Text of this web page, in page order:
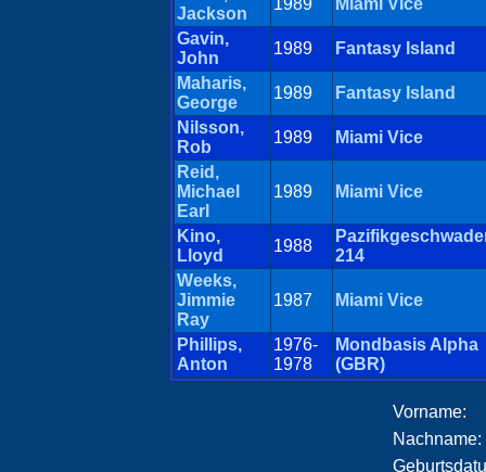
Jackson
1989
Miami Vice
Gavin,
John
1989
Fantasy Island
Maharis,
George
1989
Fantasy Island
Nilsson,
Rob
1989
Miami Vice
Reid,
Michael
Earl
1989 Miami Vice
Kino,
Lloyd
1988
214
Weeks,
Jimmie
Ray
1987 Miami Vice
Phillips,
Anton
1976-
1978
Mondbasis Alpha
(GBR)
Vorname:
Nachname: